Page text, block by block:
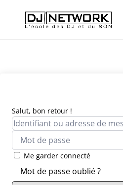
Salut, bon retour !
Me garder connecté
Mot de passe oublié ?